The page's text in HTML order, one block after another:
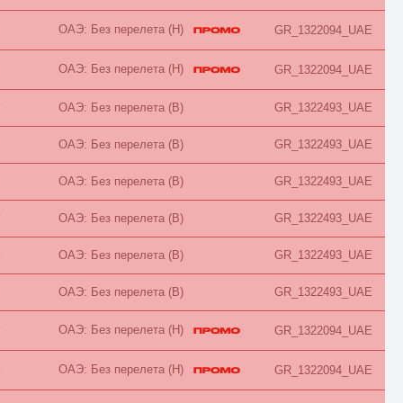
Евролюкс
каюта
Комфорт
Коттедж
Люкс
Повышенной комфортности
Полулюкс
Представительский
Президентский
Премиум
Премьер
Семейный
Смарт
Стандарт
Сьют
Таунхаус
Терраса
Частичные удобства
Эко
ОАЭ: Без перелета (H) GR_1322094_UAE
ОАЭ: Без перелета (H) GR_1322094_UAE
ОАЭ: Без перелета (B) GR_1322493_UAE
ОАЭ: Без перелета (B) GR_1322493_UAE
ОАЭ: Без перелета (B) GR_1322493_UAE
ОАЭ: Без перелета (B) GR_1322493_UAE
ОАЭ: Без перелета (B) GR_1322493_UAE
ОАЭ: Без перелета (B) GR_1322493_UAE
ОАЭ: Без перелета (H) GR_1322094_UAE
ОАЭ: Без перелета (H) GR_1322094_UAE